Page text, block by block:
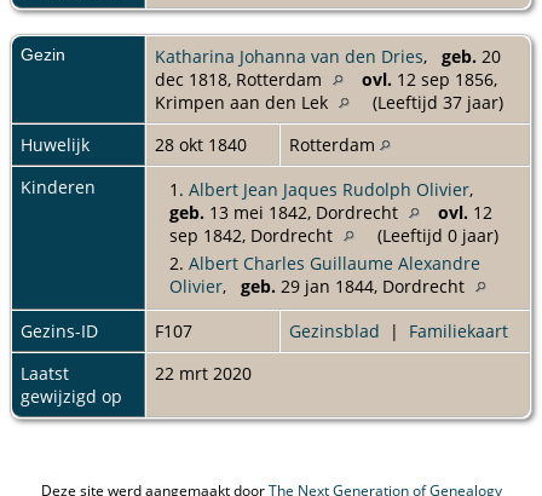
Gezin Katharina Johanna van den Dries, geb. 20
dec 1818, Rotterdam
ovl. 12 sep 1856,
Krimpen aan den Lek
(Leeftijd 37 jaar)
Huwelijk
28 okt 1840
Rotterdam
Kinderen
1. Albert Jean Jaques Rudolph Olivier,
geb. 13 mei 1842, Dordrecht ovl. 12
sep 1842, Dordrecht
(Leeftijd 0 jaar)
2. Albert Charles Guillaume Alexandre
Olivier, geb. 29 jan 1844, Dordrecht
Gezins-ID
F107 Gezinsblad | Familiekaart
Laatst
gewijzigd op
22 mrt 2020
Deze site werd aangemaakt doorThe Next Generation of Genealogy